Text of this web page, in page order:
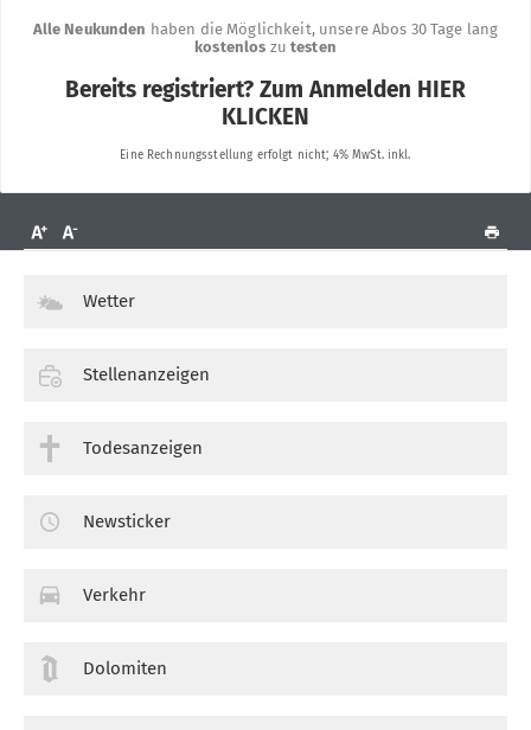
Wetter
Stellenanzeigen
Todesanzeigen
Newsticker
Verkehr
Dolomiten